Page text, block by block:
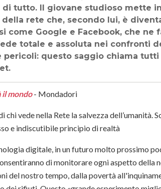
di tutto. Il giovane studioso mette
rete che, secondo lui, è
come Google e Facebook, che ne
totale e assoluta nei confronti
questo saggio chiama tutti
mondo- Mondadori
chi vede nella Rete la salvezza dell’umanità.
e indiscutibile principio di realtà
digitale, in un futuro molto prossimo
di monitorare ogni aspetto della
del nostro tempo, dalla povertà